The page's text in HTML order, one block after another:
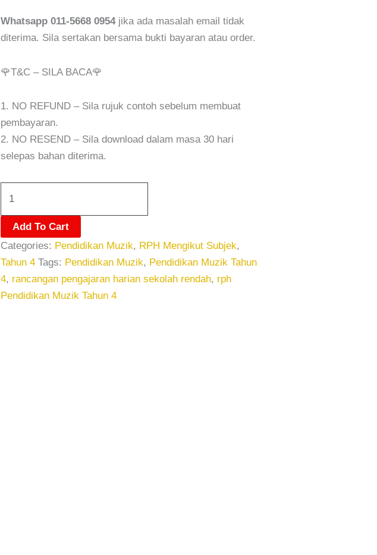
Whatsapp 011-5668 0954jika ada masalah email tidak
diterima. Sila sertakan bersama bukti bayaran atau order.
🌹T&C – SILA BACA🌹
1. NO REFUND – Sila rujuk contoh sebelum membuat
pembayaran.
2. NO RESEND – Sila download dalam masa 30 hari
selepas bahan diterima.
Add To Cart
Categories: Pendidikan Muzik, RPH Mengikut Subjek,
Tahun 4 Tags: Pendidikan Muzik, Pendidikan Muzik Tahun
4, rancangan pengajaran harian sekolah rendah, rph
Pendidikan Muzik Tahun 4